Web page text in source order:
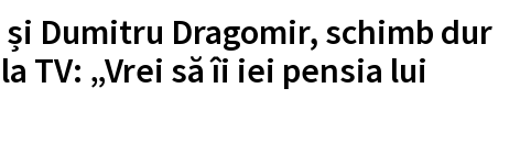
Dumitru Dragomir, schimb dur
TV: „Vrei să îi iei pensia lui